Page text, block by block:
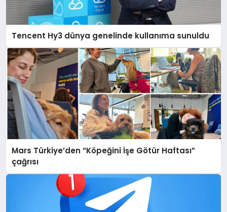
Tencent Hy3 dünya genelinde kullanıma sunuldu
Mars Türkiye’den “Köpeğini İşe Götür Haftası”
çağrısı